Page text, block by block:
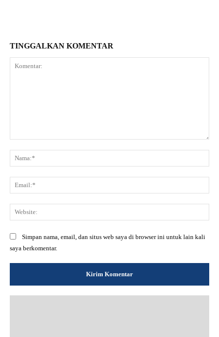
TINGGALKAN KOMENTAR
Simpan nama, email, dan situs web saya di browser ini untuk lain kali
saya berkomentar.